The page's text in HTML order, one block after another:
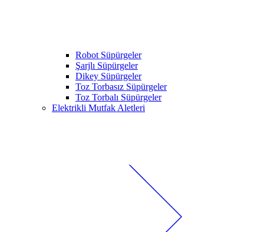
Robot Süpürgeler
Şarjlı Süpürgeler
Dikey Süpürgeler
Toz Torbasız Süpürgeler
Toz Torbalı Süpürgeler
Elektrikli Mutfak Aletleri